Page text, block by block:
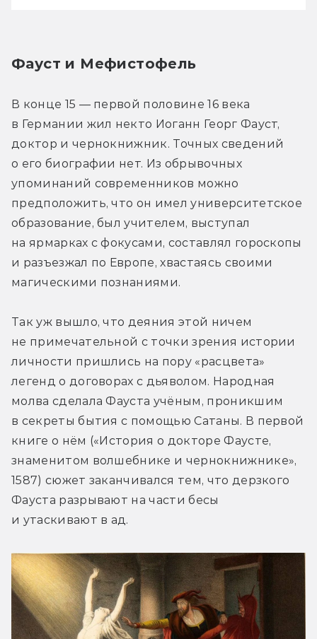
Фауст и Мефистофель
В конце 15 — первой половине 16 века
в Германии жил некто Иоганн Георг Фауст,
доктор и чернокнижник. Точных сведений
о его биографии нет. Из обрывочных
упоминаний современников можно
предположить, что он имел университетское
образование, был учителем, выступал
на ярмарках с фокусами, составлял гороскопы
и разъезжал по Европе, хвастаясь своими
магическими познаниями.
Так уж вышло, что деяния этой ничем
не примечательной с точки зрения истории
личности пришлись на пору «расцвета»
легенд о договорах с дьяволом. Народная
молва сделала Фауста учёным, проникшим
в секреты бытия с помощью Сатаны. В первой
книге о нём («История о докторе Фаусте,
знаменитом волшебнике и чернокнижнике»,
1587) сюжет заканчивался тем, что дерзкого
Фауста разрывают на части бесы
и утаскивают в ад.